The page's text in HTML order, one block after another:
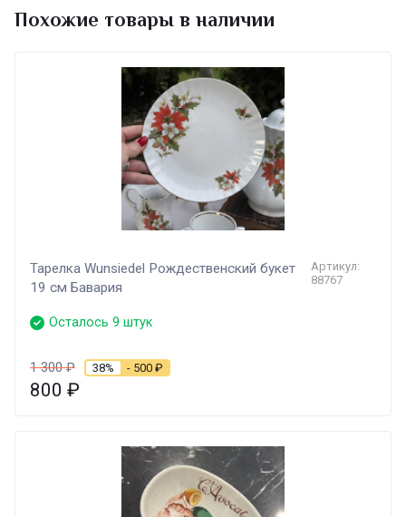
Похожие товары в наличии
Тарелка Wunsiedel Рождественский букет
19 см Бавария
Артикул:
88767
Осталось 9 штук
1 300₽ 38% - 500 ₽
800 ₽